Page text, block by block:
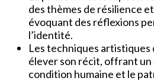
des thèmes de résilience
évoquant des réflexions
l’identité.
Les techniques artistiques
élever son récit, offrant un
condition humaine et le